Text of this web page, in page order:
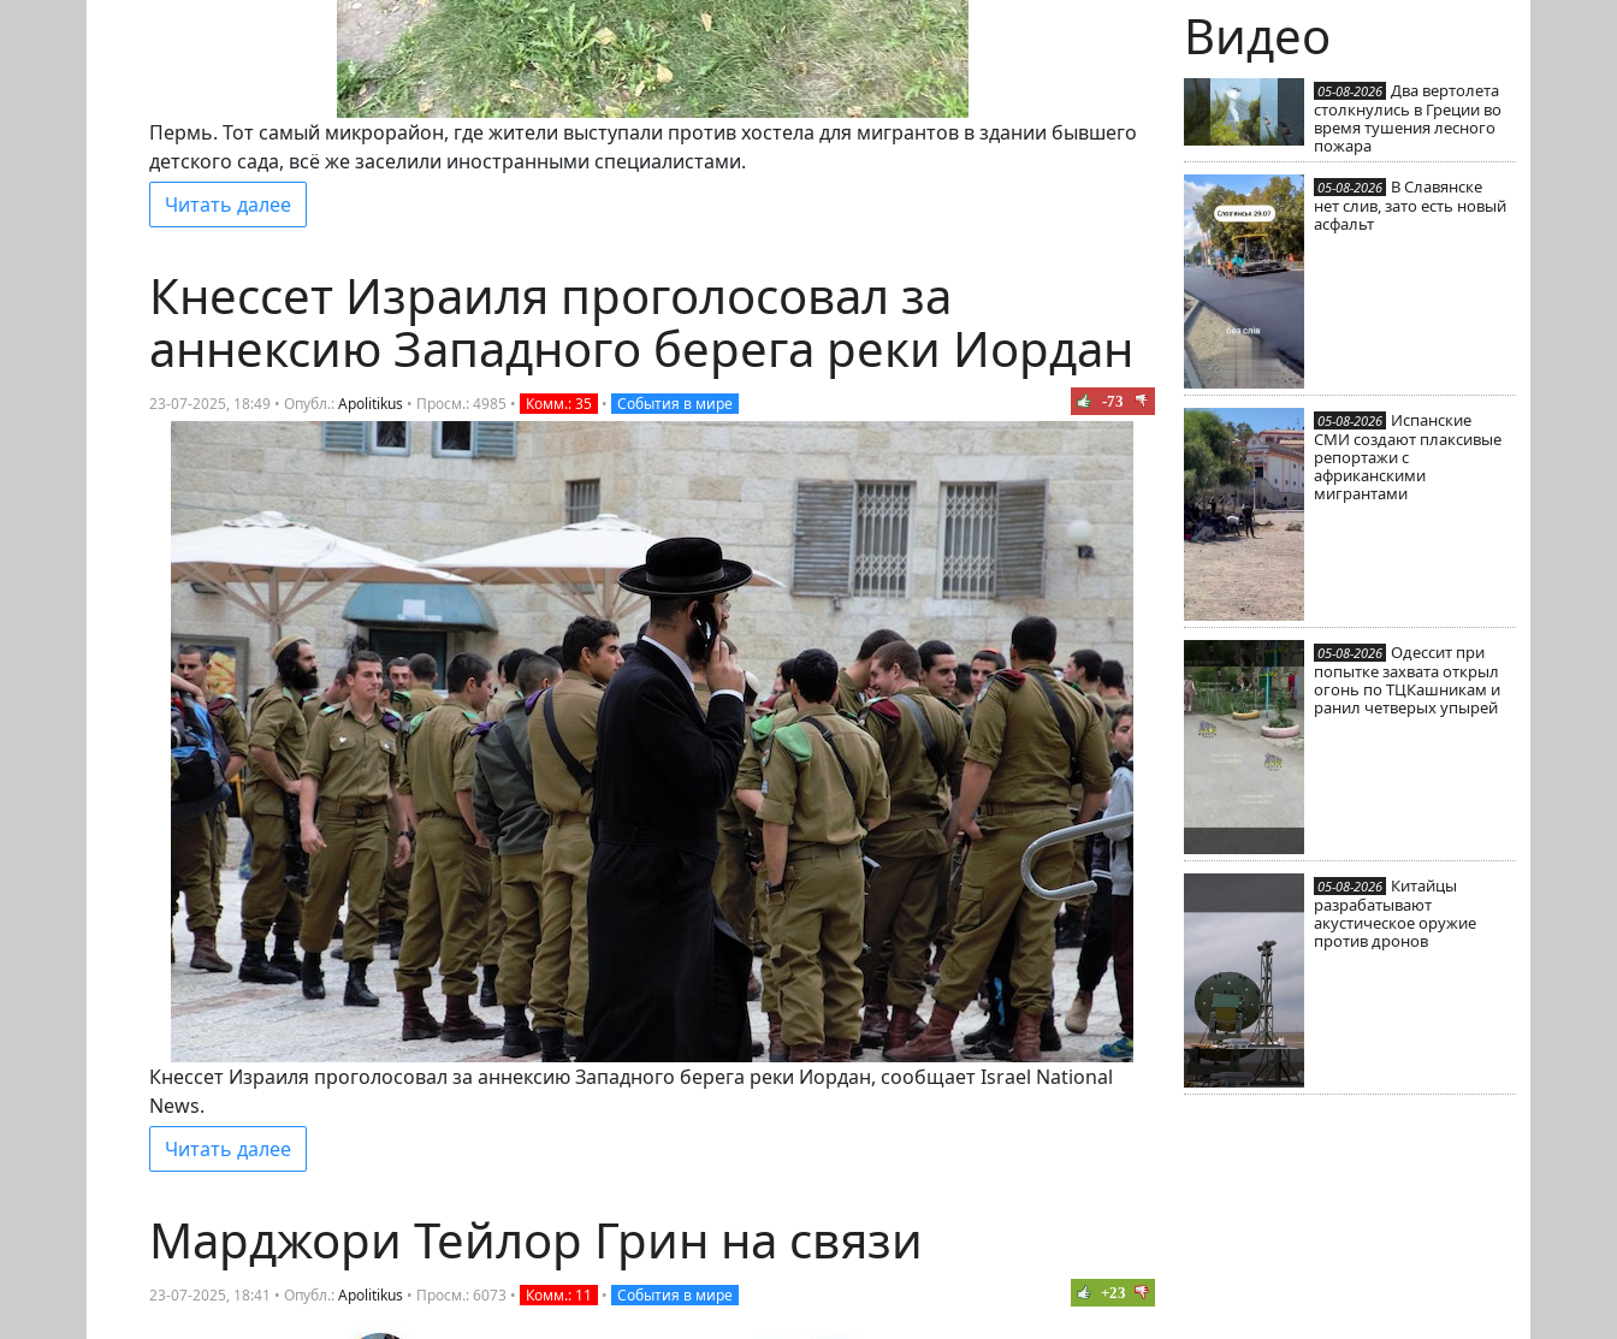
Видео
05-08-2026 Два вертолета
столкнулись в Греции во
время тушения лесного
пожара
05-08-2026 В Славянске
нет слив, зато есть новый
асфальт
05-08-2026 Испанские
СМИ создают плаксивые
репортажи с
африканскими
мигрантами
05-08-2026 Одессит при
попытке захвата открыл
огонь по ТЦКашникам и
ранил четверых упырей
05-08-2026 Китайцы
разрабатывают
акустическое оружие
против дронов
Пермь. Тот самый микрорайон, где жители выступали против хостела для мигрантов в здании бывшего
детского сада, всё же заселили иностранными специалистами.
Читать далее
Кнессет Израиля проголосовал за
аннексию Западного берега реки Иордан
23-07-2025, 18:49 • Опубл.:Apolitikus • Просм.: 4985 • Комм.: 35 • События в мире -73
Кнессет Израиля проголосовал за аннексию Западного берега реки Иордан, сообщает Israel National
News.
Читать далее
Марджори Тейлор Грин на связи
23-07-2025, 18:41 • Опубл.:Apolitikus • Просм.: 6073 • Комм.: 11 • События в мире +23